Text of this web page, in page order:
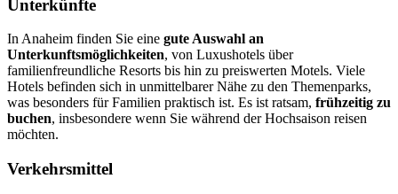
Unterkünfte
In Anaheim finden Sie eine gute Auswahl an
Unterkunftsmöglichkeiten, von Luxushotels über
familienfreundliche Resorts bis hin zu preiswerten Motels. Viele
Hotels befinden sich in unmittelbarer Nähe zu den Themenparks,
was besonders für Familien praktisch ist. Es ist ratsam, frühzeitig zu
buchen, insbesondere wenn Sie während der Hochsaison reisen
möchten.
Verkehrsmittel